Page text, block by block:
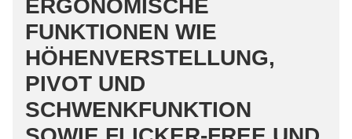
ERGONOMISCHE
FUNKTIONEN WIE
HÖHENVERSTELLUNG,
PIVOT UND
SCHWENKFUNKTION